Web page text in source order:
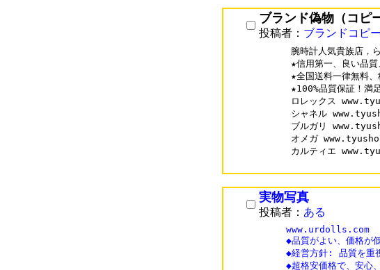
ブランド偽物（コピ
投稿者： ブランドコピ
腕時計人気貴族店，
★信用第一、良い品質
★全国送料一律無料、
★100%品質保証！満
ロレックス
シャネル
ブルガリ
オメガ
カルティエ
実物写真
投稿者： ある
www.urdolls.com
◆品質がよい、価格が
◆経営方針: 品質を重
◆超格安価格で、安心